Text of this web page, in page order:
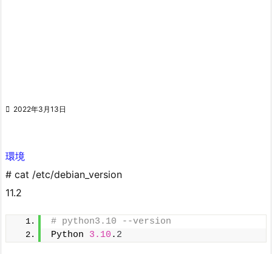
 2022年3月13日
環境
# cat /etc/debian_version
11.2
# python3.10 --version
Python 3.10 . 2